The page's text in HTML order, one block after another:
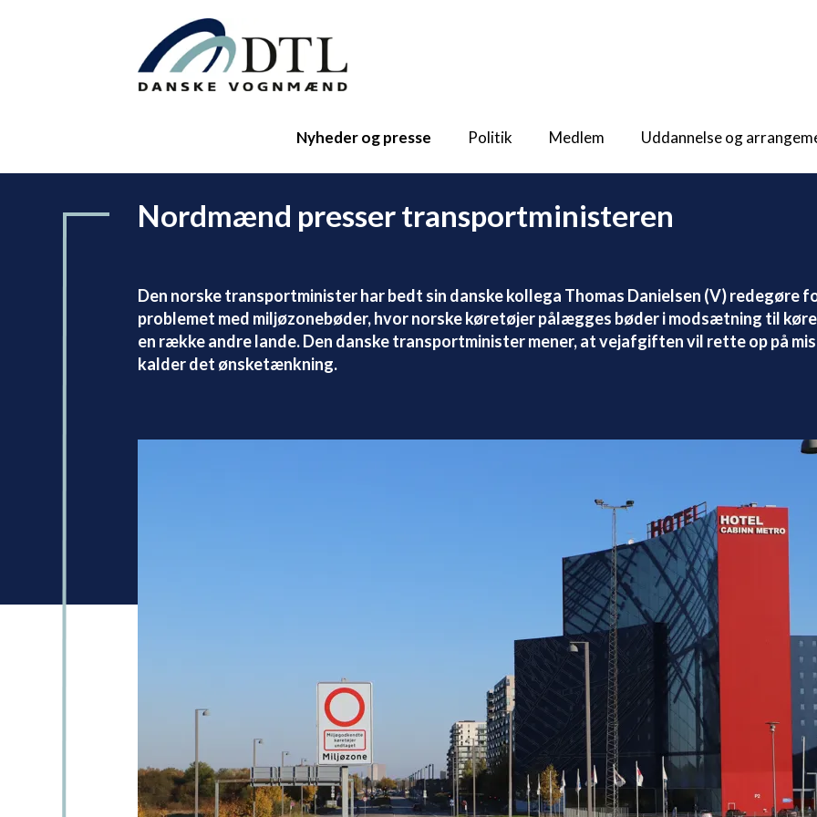
Nyheder og presse Politik Medlem Uddannelse og
Nordmænd presser transportministeren
Den norske transportminister har bedt sin danske kollega Thomas Danielsen (V) redegøre
problemet med miljøzonebøder, hvor norske køretøjer pålægges bøder i modsætning til
en række andre lande. Den danske transportminister mener, at vejafgiften vil rette op på
kalder det ønsketænkning.